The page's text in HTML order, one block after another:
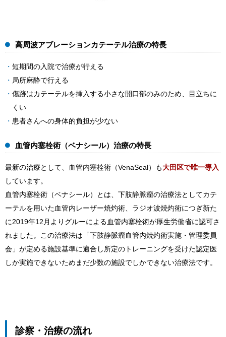
高周波アブレーションカテーテル治療の特長
短期間の入院で治療が行える
局所麻酔で行える
傷跡はカテーテルを挿入する小さな開口部のみのため、目立ちに
くい
患者さんへの身体的負担が少ない
血管内塞栓術（ベナシール）治療の特長
最新の治療として、血管内塞栓術（VenaSeal）も大田区で唯一導入
しています。
血管内塞栓術（ベナシール）とは、下肢静脈瘤の治療法としてカテ
ーテルを用いた血管内レーザー焼灼術、ラジオ波焼灼術につぎ新た
に2019年12月よりグルーによる血管内塞栓術が厚生労働省に認可さ
れました。この治療法は「下肢静脈瘤血管内焼灼術実施・管理委員
会」が定める施設基準に適合し所定のトレーニングを受けた認定医
しか実施できないためまだ少数の施設でしかできない治療法です。
診察・治療の流れ